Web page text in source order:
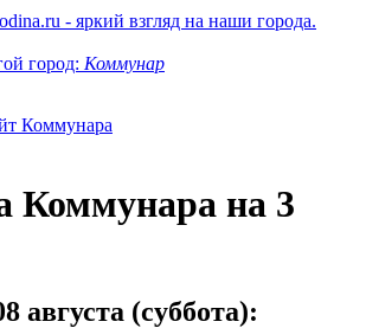
город: Коммунар
Коммунара
Коммунара на 3
августа (суббота):